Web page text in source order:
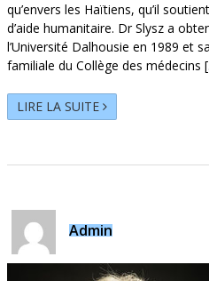
qu’envers les Haïtiens, qu’il
d’aide humanitaire. Dr Slysz a
l’Université Dalhousie en 1989 et
familiale du Collège des médecins
LIRE LA SUITE
Admin